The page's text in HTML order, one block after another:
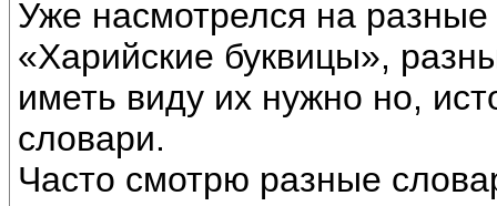
Уже насмотрелся на
«Харийские буквицы»,
иметь виду их нужно но,
словари.
Часто смотрю разные